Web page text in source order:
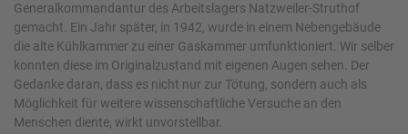
Generalkommandantur des Arbeitslagers Natzweiler-Struthof
gemacht. Ein Jahr später, in 1942, wurde in einem Nebengebäude
die alte Kühlkammer zu einer Gaskammer umfunktioniert. Wir selber
konnten diese im Originalzustand mit eigenen Augen sehen. Der
Gedanke daran, dass es nicht nur zur Tötung, sondern auch als
Möglichkeit für weitere wissenschaftliche Versuche an den
Menschen diente, wirkt unvorstellbar.